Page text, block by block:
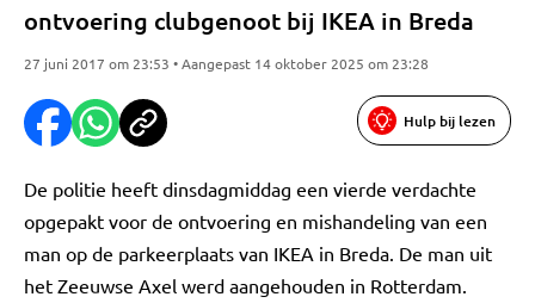
ontvoering clubgenoot bij IKEA in Breda
27 juni 2017 om 23:53 • Aangepast 14 oktober 2025 om 23:28
Hulp bij lezen
De politie heeft dinsdagmiddag een vierde verdachte
opgepakt voor de ontvoering en mishandeling van een
man op de parkeerplaats van IKEA in Breda. De man uit
het Zeeuwse Axel werd aangehouden in Rotterdam.